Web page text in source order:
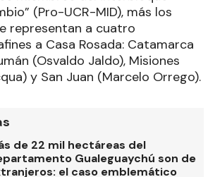
(Pro-UCR-MID), más los
representan a cuatro
a Casa Rosada: Catamarca
(Osvaldo Jaldo), Misiones
y San Juan (Marcelo Orrego).
de 22 mil hectáreas del
Gualeguaychú son de
el caso emblemático